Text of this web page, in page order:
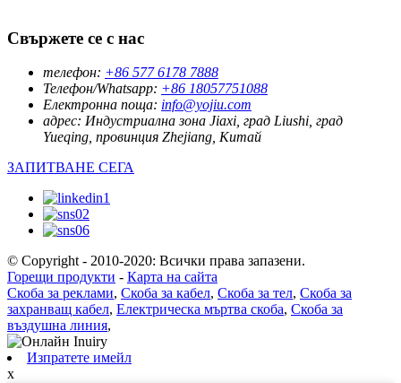
Свържете се с нас
телефон: +86 577 6178 7888
Телефон/Whatsapp: +86 18057751088
Електронна поща: info@yojiu.com
адрес: Индустриална зона Jiaxi, град Liushi, град
Yueqing, провинция Zhejiang, Китай
ЗАПИТВАНЕ СЕГА
© Copyright - 2010-2020: Всички права запазени.
Горещи продукти - Карта на сайта
Скоба за реклами, Скоба за кабел, Скоба за тел, Скоба за
захранващ кабел, Електрическа мъртва скоба, Скоба за
въздушна линия,
Изпратете имейл
x